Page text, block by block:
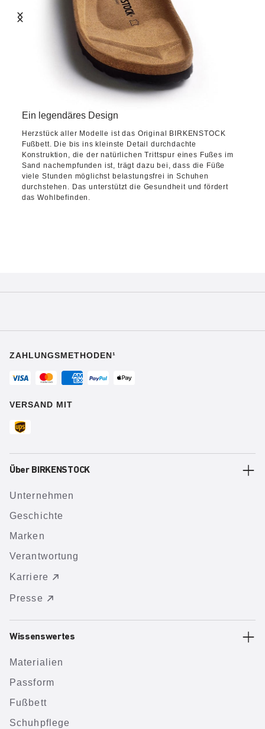
Ein legendäres Design
Herzstück aller Modelle ist das Original BIRKENSTOCK
Fußbett. Die bis ins kleinste Detail durchdachte
Konstruktion, die der natürlichen Trittspur eines Fußes im
Sand nachempfunden ist, trägt dazu bei, dass die Füße
viele Stunden möglichst belastungsfrei in Schuhen
durchstehen. Das unterstützt die Gesundheit und fördert
das Wohlbefinden.
ZAHLUNGSMETHODEN¹
VERSAND MIT
Über BIRKENSTOCK
Unternehmen
Geschichte
Marken
Verantwortung
Karriere
Presse
Wissenswertes
Materialien
Passform
Fußbett
Schuhpflege